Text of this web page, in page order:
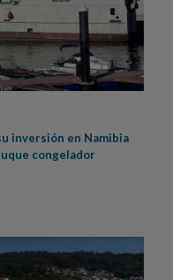
inversión en Namibia
congelador